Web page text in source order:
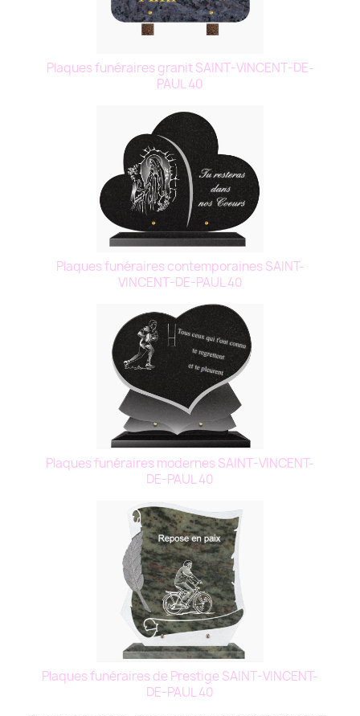
Plaques funéraires granit SAINT-VINCENT-DE-
PAUL 40
Plaques funéraires contemporaines SAINT-
VINCENT-DE-PAUL 40
Plaques funéraires modernes SAINT-VINCENT-
DE-PAUL 40
Plaques funéraires de Prestige SAINT-VINCENT-
DE-PAUL 40